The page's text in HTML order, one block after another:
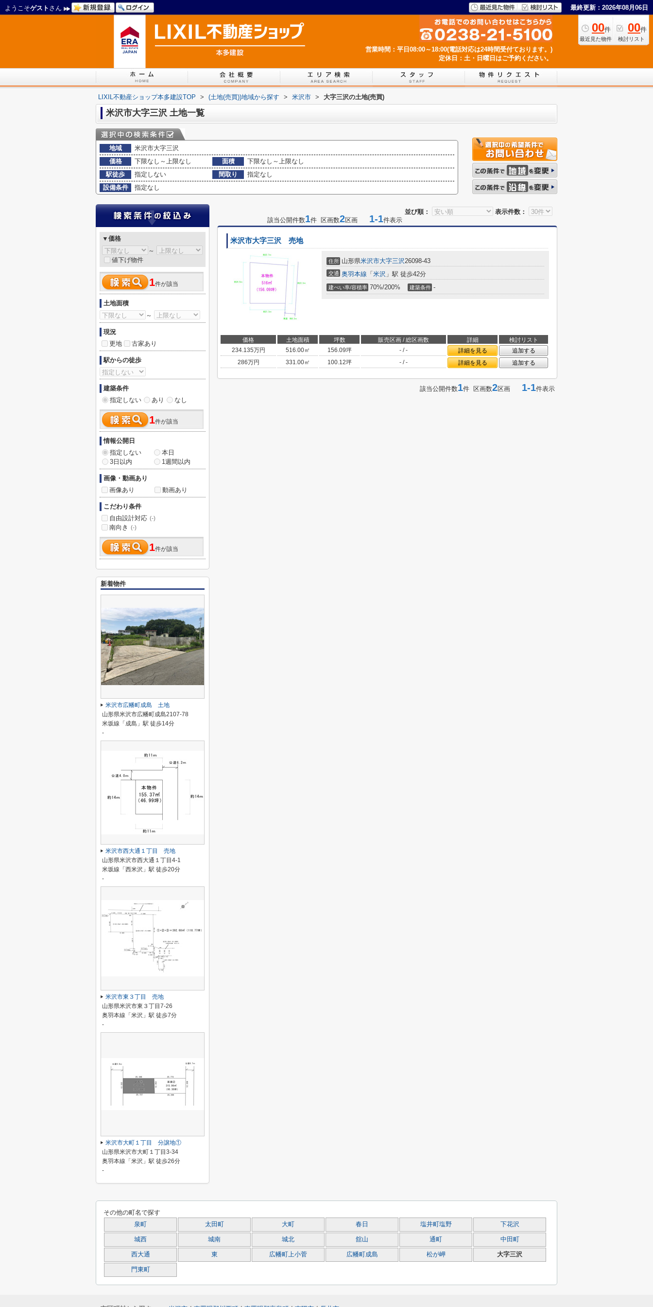
ようこそゲスト さん 最終更新：2026年08月06日
00件
最近見た物件
00件
検討リスト
営業時間：平日08:00～18:00(電話対応は24時間受付ております。)
定休日：土・日曜日はご予約ください。
LIXIL不動産ショップ本多建設TOP > (土地(売買))地域から探す > 米沢市 > 大字三沢の土地(売買)
米沢市大字三沢 土地一覧
地域
米沢市大字三沢
価格
下限なし～上限なし 面積
下限なし～上限なし
駅徒歩
指定しない 間取り
指定なし
設備条件
指定なし
並び順：
表示件数：
該当公開件数1件 区画数2区画 1-1件表示
米沢市大字三沢 売地
住所 山形県米沢市大字三沢26098-43
交通 奥羽本線 「 米沢 」駅 徒歩42分
建ぺい率/容積率 70%/200% 建築条件 -
価格 土地面積 坪数 販売区画 / 総区画数 詳細
検討リスト
234.135万円 516.00㎡ 156.09坪 - / - 詳細を見る
追加する
286万円 331.00㎡ 100.12坪 - / - 詳細を見る 追加する
該当公開件数1件 区画数2区画 1-1件表示
▼価格
～
値下げ物件
1件が該当
土地面積
～
現況
更地
古家あり
駅からの徒歩
建築条件
指定しない
あり なし
1件が該当
情報公開日
指定しない
本日
3日以内
1週間以内
画像・動画あり
画像あり
動画あり
こだわり条件
自由設計対応 (-)
南向き (-)
1件が該当
新着物件
米沢市広幡町成島 土地
山形県米沢市広幡町成島2107-78
米坂線「成島」駅 徒歩14分
-
米沢市西大通１丁目 売地
山形県米沢市西大通１丁目4-1
米坂線「西米沢」駅 徒歩20分
-
米沢市東３丁目 売地
山形県米沢市東３丁目7-26
奥羽本線「米沢」駅 徒歩7分
-
米沢市大町１丁目 分譲地①
山形県米沢市大町１丁目3-34
奥羽本線「米沢」駅 徒歩26分
-
その他の町名で探す
泉町 太田町 大町 春日 塩井町塩野 下花沢
城西 城南 城北 舘山 通町 中田町
西大通 東 広幡町上小菅 広幡町成島 松が岬 大字三沢
門東町